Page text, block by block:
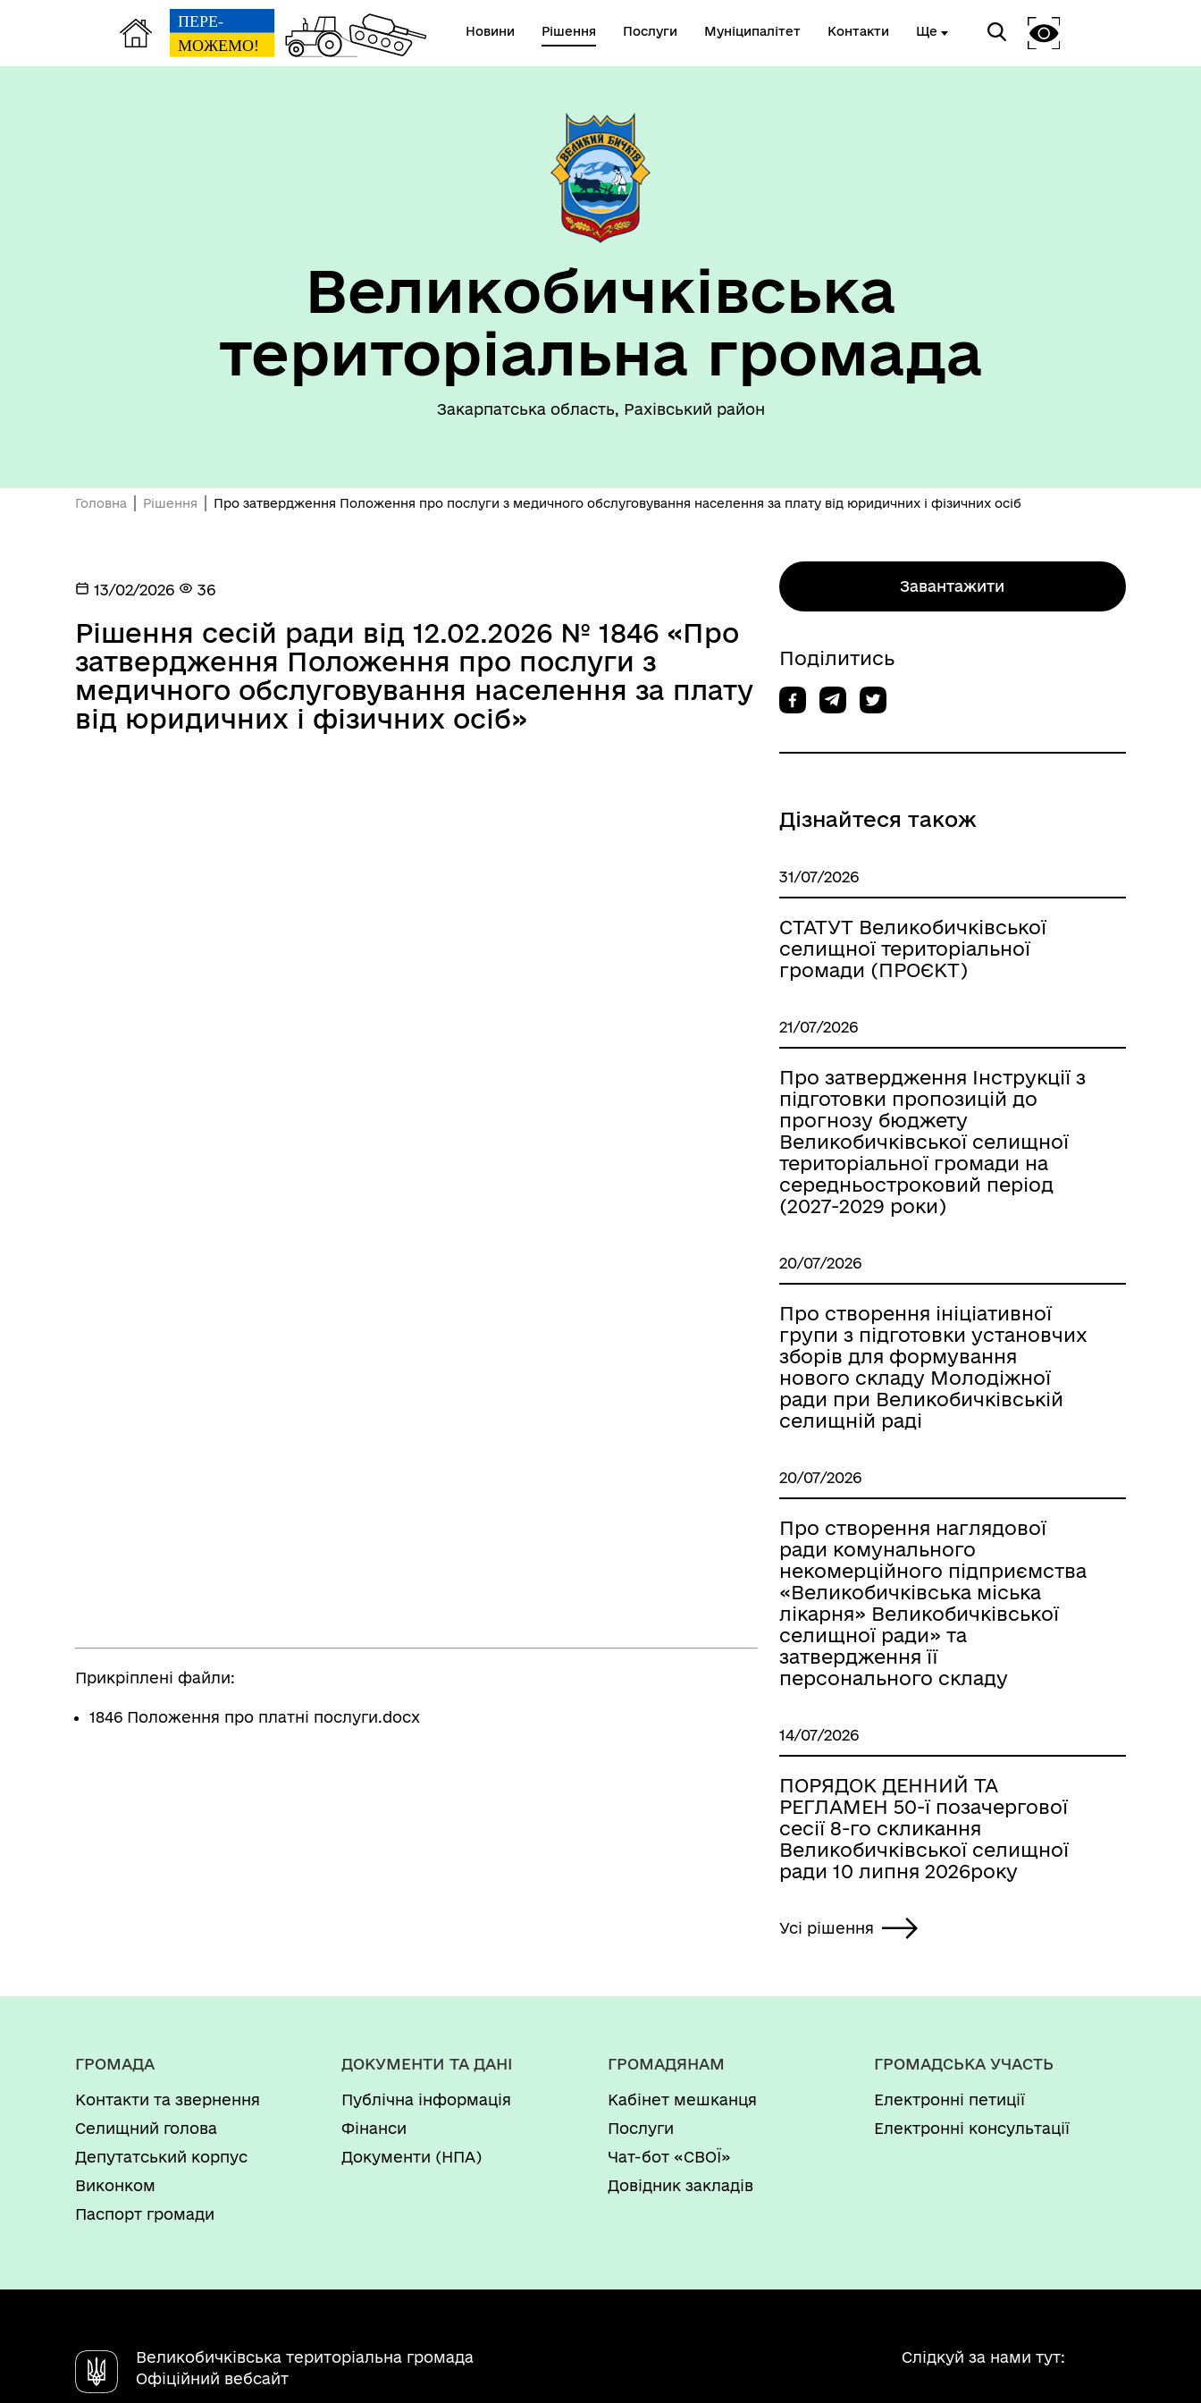
Новини Рішення Послуги Муніципалітет Контакти Ще
Герої не вмирають
установ Великобичківської ТГ
Великобичківська
територіальна громада
Закарпатська область, Рахівський район
Головна Рішення Про затвердження Положення про послуги з медичного обслуговування населення за плату від юридичних і фізичних осіб
13/02/2026 36
Рішення сесій ради від 12.02.2026 № 1846 «Про
затвердження Положення про послуги з
медичного обслуговування населення за плату
від юридичних і фізичних осіб»
Прикріплені файли:
1846 Положення про платні послуги.docx
Завантажити
Поділитись
Дізнайтеся також
31/07/2026
СТАТУТ Великобичківської
селищної територіальної
громади (ПРОЄКТ)
21/07/2026
Про затвердження Інструкції з
підготовки пропозицій до
прогнозу бюджету
Великобичківської селищної
територіальної громади на
середньостроковий період
(2027-2029 роки)
20/07/2026
Про створення ініціативної
групи з підготовки установчих
зборів для формування
нового складу Молодіжної
ради при Великобичківській
селищній раді
20/07/2026
Про створення наглядової
ради комунального
некомерційного підприємства
«Великобичківська міська
лікарня» Великобичківської
селищної ради» та
затвердження її
персонального складу
14/07/2026
ПОРЯДОК ДЕННИЙ ТА
РЕГЛАМЕН 50-ї позачергової
сесії 8-го скликання
Великобичківської селищної
ради 10 липня 2026року
Усі рішення
ГРОМАДА
Контакти та звернення
Селищний голова
Депутатський корпус
Виконком
Паспорт громади
ДОКУМЕНТИ ТА ДАНІ
Публічна інформація
Фінанси
Документи (НПА)
ГРОМАДЯНАМ
Кабінет мешканця
Послуги
Чат-бот «СВОЇ»
Довідник закладів
ГРОМАДСЬКА УЧАСТЬ
Електронні петиції
Електронні консультації
Великобичківська територіальна громада
Офіційний вебсайт
Слідкуй за нами тут: